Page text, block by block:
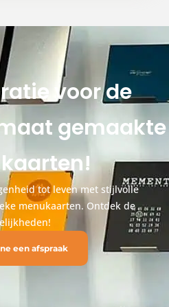
voor de
gemaakte
tot leven met stijlvolle
menukaarten. Ontdek de
een afspraak